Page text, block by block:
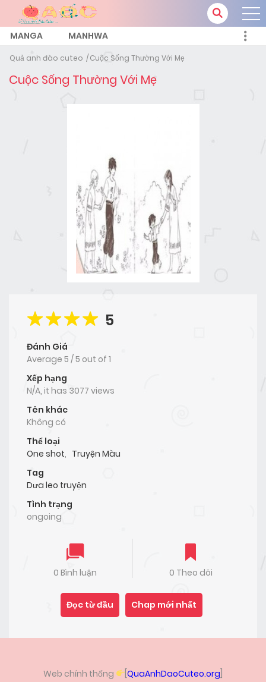
MANGA MANHWA
Quả anh đào cuteo Cuộc Sống Thường Với Mẹ
Cuộc Sống Thường Với Mẹ
5
Đánh Giá
Average 5 /5 out of 1
Xếp hạng
N/A, it has 3077 views
Tên khác
Không có
Thể loại
One shot, Truyện Màu
Tag
Dưa leo truyện
Tình trạng
ongoing
0 Bình luận 0 Theo dõi
Đọc từ đầu Chap mới nhất
Web chính thống [QuaAnhDaoCuteo.org